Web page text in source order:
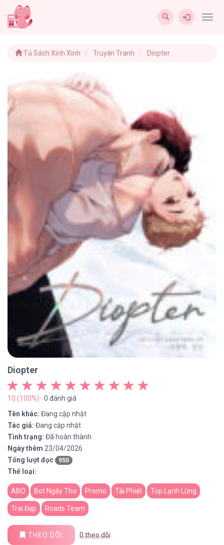
Tủ Sách Xinh Xinh Truyện Tranh Diopter
Diopter
10 (100%) · 0 đánh giá
Tên khác: Đang cập nhật
Tác giả: Đang cập nhật
Tình trạng: Đã hoàn thành
Ngày thêm 23/04/2026
Tổng lượt đọc
950
Thể loại:
ABO Bot Ngây Thơ Promo Tài Phiệt Top Lạnh Lùng
Trai Đẹp Roads Team
THEO DÕI · 0theo dõi